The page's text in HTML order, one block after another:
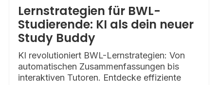
Lernstrategien für BWL-
Studierende: KI als dein neuer
Study Buddy
KI revolutioniert BWL-Lernstrategien: Von
automatischen Zusammenfassungen bis
interaktiven Tutoren. Entdecke effiziente